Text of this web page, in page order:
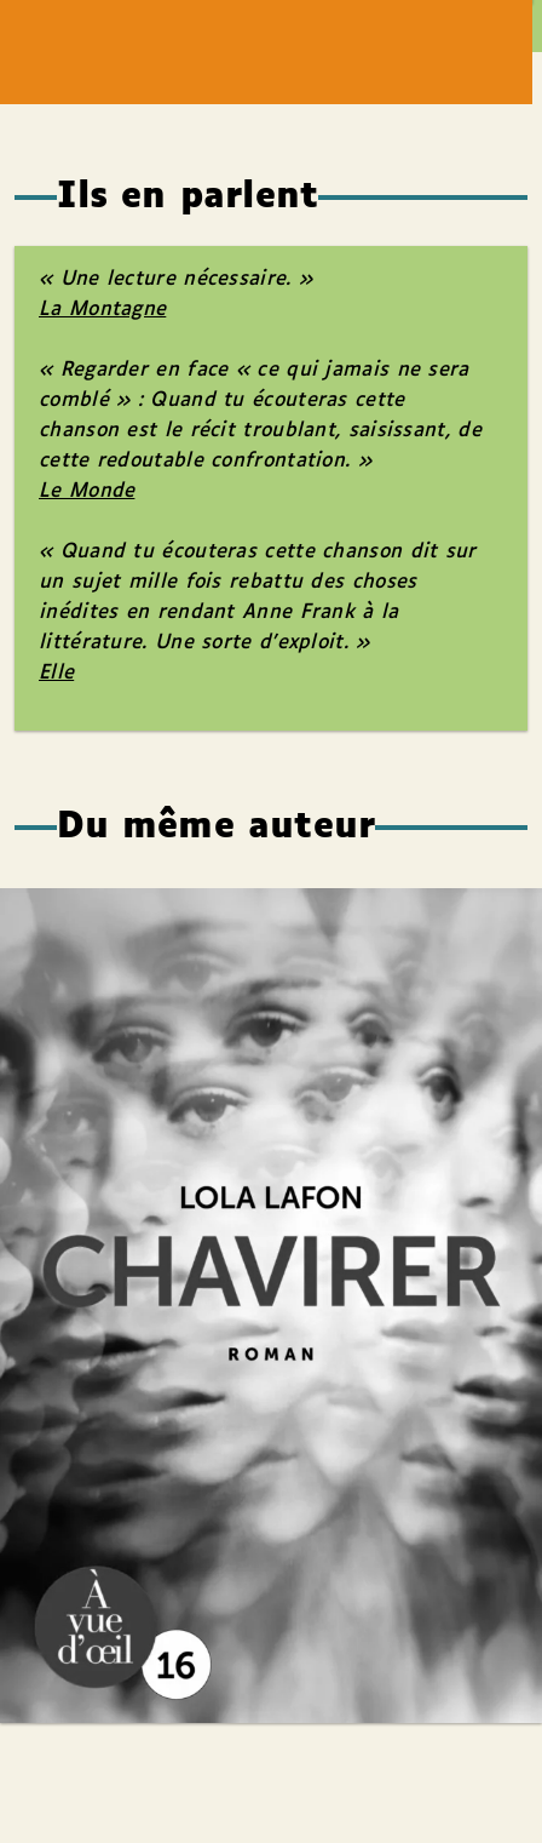
Ils en parlent
« Une lecture nécessaire. »
La Montagne
« Regarder en face « ce qui jamais ne sera
comblé »: Quand tu écouteras cette
chanson est le récit troublant, saisissant, de
cette redoutable confrontation. »
Le Monde
« Quand tu écouteras cette chanson dit sur
un sujet mille fois rebattu des choses
inédites en rendant Anne Frank à la
littérature. Une sorte d’exploit. »
Elle
Du même auteur
Chavirer
Lola Lafon